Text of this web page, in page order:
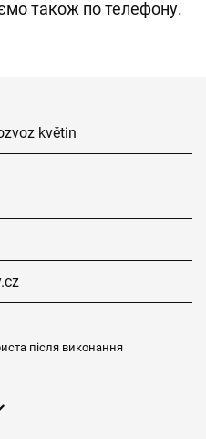
також по телефону.
květin
після виконання